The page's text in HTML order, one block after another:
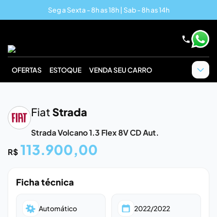
Seg a Sexta - 8h as 18h | Sab - 8h as 14h
OFERTAS ESTOQUE VENDA SEU CARRO
Fiat Strada
Strada Volcano 1.3 Flex 8V CD Aut.
R$ 113.900,00
Ficha técnica
Automático 2022/2022